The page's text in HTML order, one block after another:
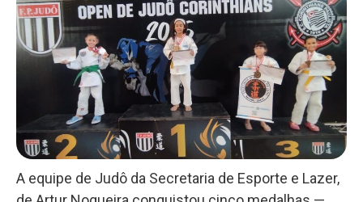
A equipe de Judô da Secretaria de Esporte e Lazer,